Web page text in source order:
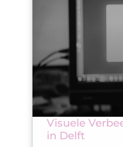
Visuele
in Delft